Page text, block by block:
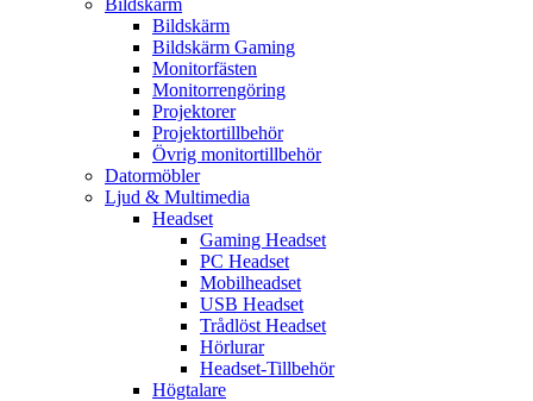
Bildskärm
Bildskärm
Bildskärm Gaming
Monitorfästen
Monitorrengöring
Projektorer
Projektortillbehör
Övrig monitortillbehör
Datormöbler
Ljud & Multimedia
Headset
Gaming Headset
PC Headset
Mobilheadset
USB Headset
Trådlöst Headset
Hörlurar
Headset-Tillbehör
Högtalare